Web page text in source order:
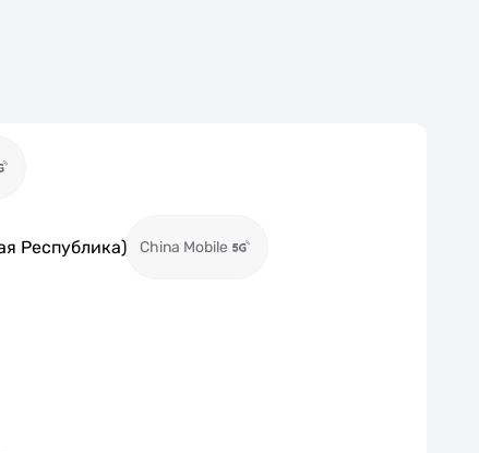
Республика) China Mobile